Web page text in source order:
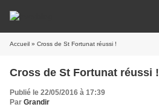
Accueil » Cross de St Fortunat réussi !
Cross de St Fortunat réussi !
Publié le 22/05/2016 à 17:39
Par Grandir